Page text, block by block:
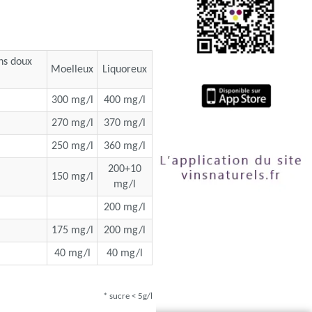
doux
Moelleux Liquoreux
300 mg/l 400 mg/l
270 mg/l 370 mg/l
250 mg/l 360 mg/l
150 mg/l
200+10
mg/l
200 mg/l
175 mg/l 200 mg/l
40 mg/l 40 mg/l
* sucre < 5g/l